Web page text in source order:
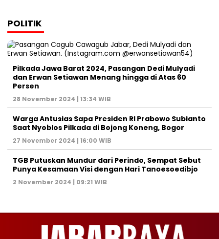
POLITIK
Pilkada Jawa Barat 2024, Pasangan Dedi Mulyadi
dan Erwan Setiawan Menang hingga di Atas 60
Persen
28 November 2024 | 13:34 WIB
Warga Antusias Sapa Presiden RI Prabowo Subianto
Saat Nyoblos Pilkada di Bojong Koneng, Bogor
27 November 2024 | 16:00 WIB
TGB Putuskan Mundur dari Perindo, Sempat Sebut
Punya Kesamaan Visi dengan Hari Tanoesoedibjo
2 November 2024 | 09:21 WIB